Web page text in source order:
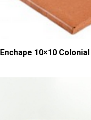
Enchape 10×10 Colonial